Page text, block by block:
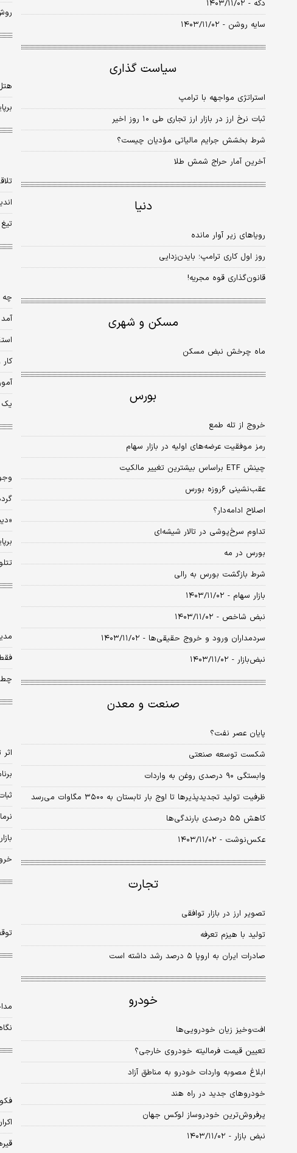
دکه - ۱۴۰۳/۱۱/۰۲
سایه روشن - ۱۴۰۳/۱۱/۰۲
سیاست گذاری
استراتژی مواجهه با ترامپ
ثبات نرخ ارز در بازار ارز تجاری طی ۱۰ روز اخیر
شرط بخشش جرایم مالیاتی مؤدیان چیست؟
آخرین آمار حراج شمش طلا
دنیا
رویاهای زیر آوار مانده
روز اول کاری ترامپ؛ بایدن‏‌زدایی
قانون‌گذاری قوه مجریه!
مسکن و شهری
ماه چرخش نبض مسکن
بورس
خروج از تله طمع
رمز موفقیت عرضه‌‌‌های اولیه در بازار سهام
چینش ETF براساس بیشترین تغییر مالکیت
عقب‌نشینی ۶روزه بورس
اصلاح ادامه‌دار؟
تداوم سرخ‌پوشی در تالار شیشه‌ای
بورس در مه
شرط بازگشت بورس به رالی
بازار سهام - ۱۴۰۳/۱۱/۰۲
نبض شاخص - ۱۴۰۳/۱۱/۰۲
سردمداران ورود و خروج حقیقی‌ها - ۱۴۰۳/۱۱/۰۲
نبض‌بازار - ۱۴۰۳/۱۱/۰۲
صنعت و معدن
پایان عصر نفت؟
شکست‌ توسعه صنعتی
وابستگی ۹۰ درصدی روغن به واردات
ظرفیت تولید تجدیدپذیرها تا اوج بار تابستان به ۳۵۰۰ مگاوات می‌‌‌رسد
کاهش ۵۵ درصدی بارندگی‌ها
عکس‌نوشت - ۱۴۰۳/۱۱/۰۲
تجارت
تصویر ارز در بازار توافقی
تولید با هیزم تعرفه
صادرات ایران به اروپا ۵‌ درصد رشد داشته‌ است
خودرو
افت‌وخیز زیان خودرویی‌ها
تعیین قیمت فرمالیته خودروی خارجی؟
ابلاغ مصوبه واردات خودرو به مناطق آزاد
خودروهای جدید در راه هند
پرفروش‌‌‌ترین خودروساز لوکس جهان
نبض بازار - ۱۴۰۳/۱۱/۰۲
اندیشه ملی
چه
یک
فقط ۲ تا ۵‌درصد شکست‏‏‌ها لایق
بازار -
نگاه
فکور
اکران